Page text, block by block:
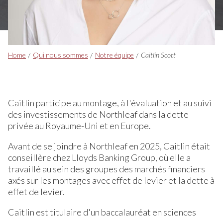
Breadcrumbs
Home Qui nous sommes Notre équipe Caitlin Scott
Caitlin participe au montage, à l'évaluation et au suivi
des investissements de Northleaf dans la dette
privée au Royaume-Uni et en Europe.
Avant de se joindre à Northleaf en 2025, Caitlin était
conseillère chez Lloyds Banking Group, où elle a
travaillé au sein des groupes des marchés financiers
axés sur les montages avec effet de levier et la dette à
effet de levier.
Caitlin est titulaire d'un baccalauréat en sciences